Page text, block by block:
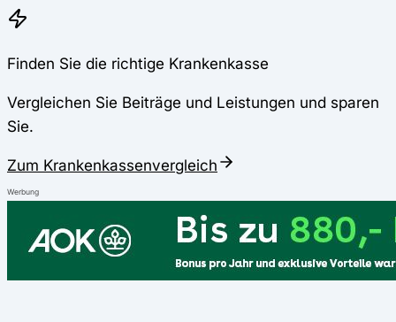
Finden Sie die richtige Krankenkasse
Vergleichen Sie Beiträge und Leistungen und sparen
Sie.
Zum Krankenkassenvergleich
Werbung